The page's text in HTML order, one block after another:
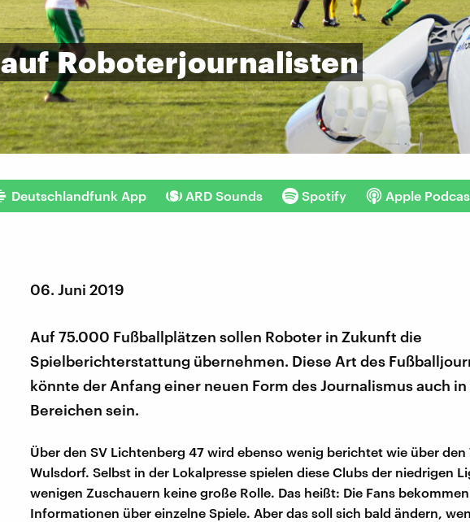
auf Roboterjournalisten
Deutschlandfunk App ARD Sounds Spotify Apple
06. Juni 2019
Auf 75.000 Fußballplätzen sollen Roboter in Zukunft die
Spielberichterstattung übernehmen. Diese Art des
könnte der Anfang einer neuen Form des Journalismus auch
Bereichen sein.
Über den SV Lichtenberg 47 wird ebenso wenig berichtet wie über den
Wulsdorf. Selbst in der Lokalpresse spielen diese Clubs der niedrigen
wenigen Zuschauern keine große Rolle. Das heißt: Die Fans
Informationen über einzelne Spiele. Aber das soll sich bald ändern,